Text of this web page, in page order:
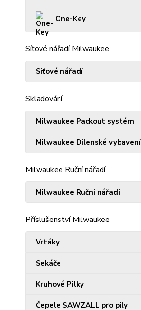
One-Key
Síťové nářadí Milwaukee
Síťové nářadí
Skladování
Milwaukee Packout systém
Milwaukee Dílenské vybavení
Milwaukee Ruční nářadí
Milwaukee Ruční nářadí
Příslušenství Milwaukee
Vrtáky
Sekáče
Kruhové Pilky
Čepele SAWZALL pro pily